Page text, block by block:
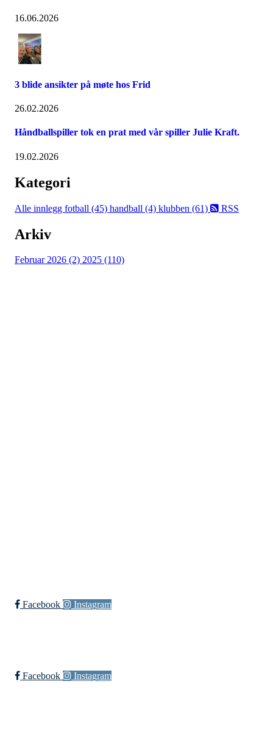
16.06.2026
3 blide ansikter på møte hos Frid
26.02.2026
Håndballspiller tok en prat med vår spiller Julie Kraft.
19.02.2026
Kategori
Alle innlegg fotball (45) handball (4) klubben (61) RSS
Arkiv
Februar 2026 (2) 2025 (110)
Facebook Instagram
Facebook Instagram